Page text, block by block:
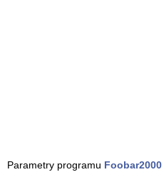
Parametry programu Foobar2000